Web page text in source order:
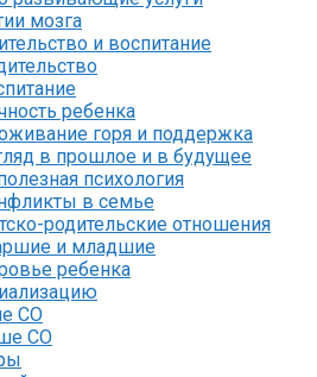
мозга
и воспитание
ребенка
горя и поддержка
в прошлое и в будущее
психология
в семье
родительские отношения
и младшие
ребенка
СО
СО